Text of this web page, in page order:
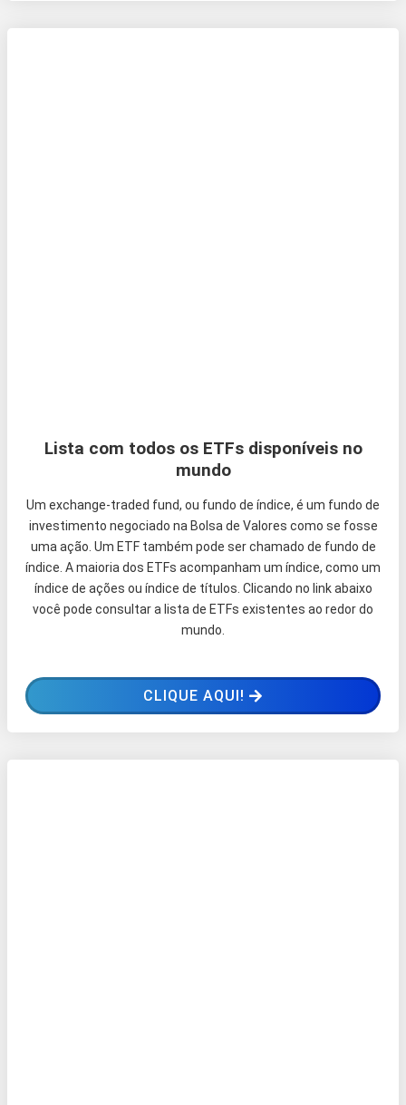
Lista com todos os ETFs disponíveis no
mundo
Um exchange-traded fund, ou fundo de índice, é um fundo de
investimento negociado na Bolsa de Valores como se fosse
uma ação. Um ETF também pode ser chamado de fundo de
índice. A maioria dos ETFs acompanham um índice, como um
índice de ações ou índice de títulos. Clicando no link abaixo
você pode consultar a lista de ETFs existentes ao redor do
mundo.
CLIQUE AQUI!